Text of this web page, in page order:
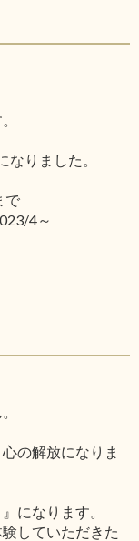
りました。
で
4～
の解放になりま
になります。
していただきた